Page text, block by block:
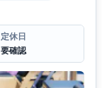
定休日
要確認